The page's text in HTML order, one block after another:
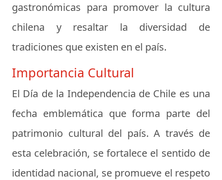
gastronómicas para promover la cultura
chilena y resaltar la diversidad de
tradiciones que existen en el país.
Importancia Cultural
El Día de la Independencia de Chile es una
fecha emblemática que forma parte del
patrimonio cultural del país. A través de
esta celebración, se fortalece el sentido de
identidad nacional, se promueve el respeto